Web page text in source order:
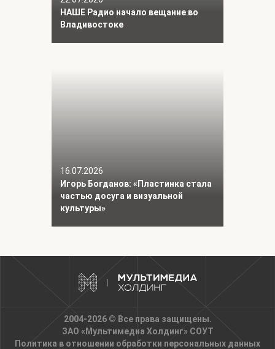
НАШЕ Радио начало вещание во
Владивостоке
16.07.2026
Игорь Богданов: «Пластинка стала
частью досуга и визуальной
культуры»
2004-2026 © Все права защищены.
ЗАО «Мультимедиа Холдинг» СОУТ
Политика в отношении обработки персональных данных